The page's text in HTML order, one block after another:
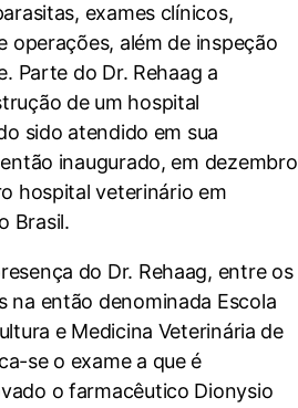
exames clínicos,
operações, além de inspeção
Parte do Dr. Rehaag a
de um hospital
sido atendido em sua
inaugurado, em dezembro
hospital veterinário em
Brasil.
do Dr. Rehaag, entre os
na então denominada Escola
e Medicina Veterinária de
se o exame a que é
o farmacêutico Dionysio